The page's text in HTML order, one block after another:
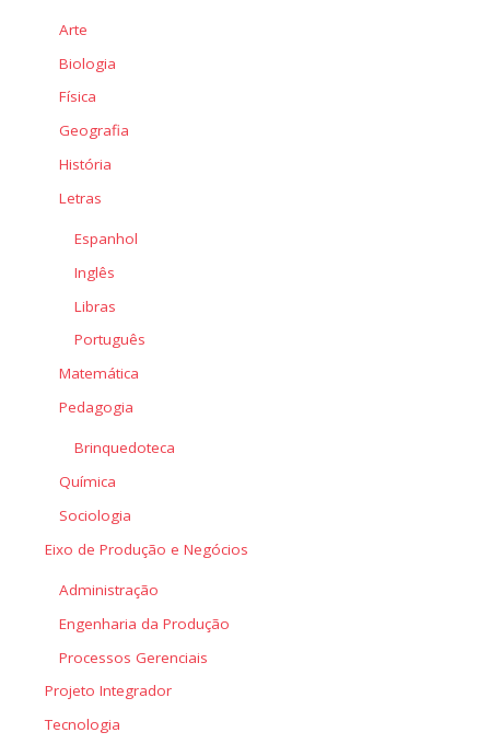
Arte
Biologia
Física
Geografia
História
Letras
Espanhol
Inglês
Libras
Português
Matemática
Pedagogia
Brinquedoteca
Química
Sociologia
Eixo de Produção e Negócios
Administração
Engenharia da Produção
Processos Gerenciais
Projeto Integrador
Tecnologia